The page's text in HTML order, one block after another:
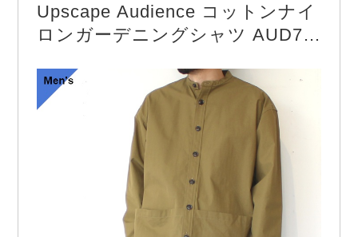
エンティースセンチュリー
【COLOR】　Beige
another 20th centuryより「Guthrie dust jacket」
ラペル付きのブルゾン型アウターです。
胸ポケット、腰にはハンドウォームポケットを備え
Upscape Audience コットンナイ
ロンガーデニングシャツ AUD73